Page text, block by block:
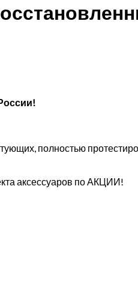
полностью
аксессуаров по АКЦИИ!